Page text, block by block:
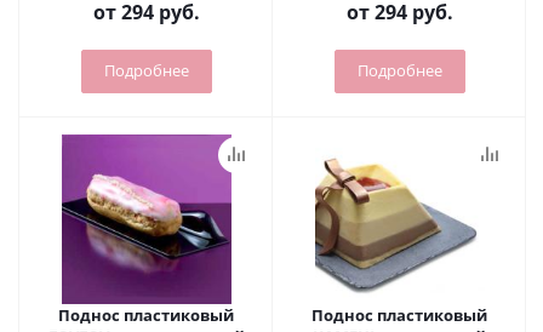
от294 руб.
Подробнее
от294 руб.
Подробнее
Поднос пластиковый
Поднос пластиковый